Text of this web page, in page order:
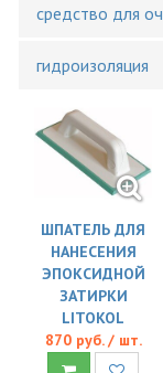
средство для
гидроизоляция
ШПАТЕЛЬ ДЛЯ
НАНЕСЕНИЯ
ЭПОКСИДНОЙ
ЗАТИРКИ
LITOKOL
870 руб. / шт.